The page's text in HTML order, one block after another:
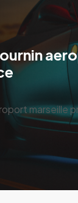
marseille